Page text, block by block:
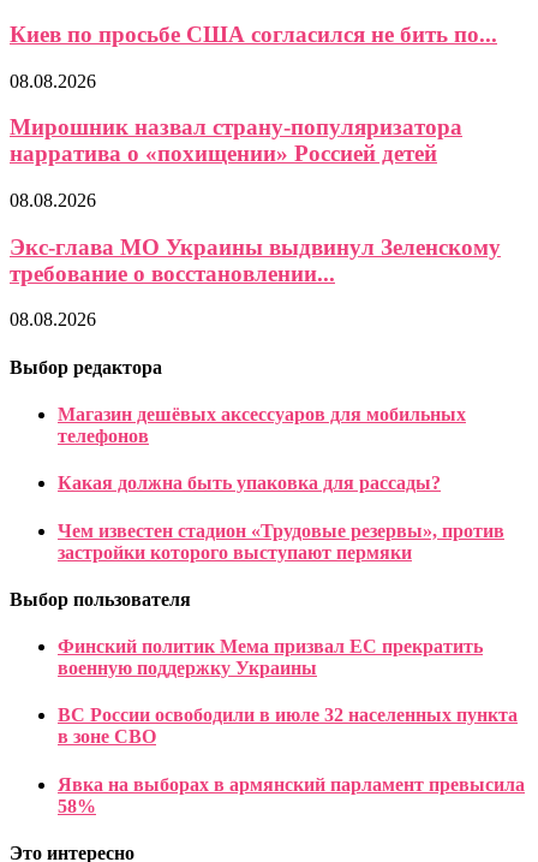
Киев по просьбе США согласился не бить по...
08.08.2026
Мирошник назвал страну-популяризатора
нарратива о «похищении» Россией детей
08.08.2026
Экс-глава МО Украины выдвинул Зеленскому
требование о восстановлении...
08.08.2026
Выбор редактора
Магазин дешёвых аксессуаров для мобильных
телефонов
Какая должна быть упаковка для рассады?
Чем известен стадион «Трудовые резервы», против
застройки которого выступают пермяки
Выбор пользователя
Финский политик Мема призвал ЕС прекратить
военную поддержку Украины
ВС России освободили в июле 32 населенных пункта
в зоне СВО
Явка на выборах в армянский парламент превысила
58%
Это интересно